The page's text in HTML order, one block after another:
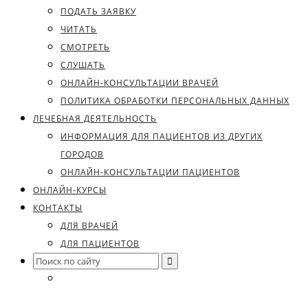
ПОДАТЬ ЗАЯВКУ
ЧИТАТЬ
СМОТРЕТЬ
СЛУШАТЬ
ОНЛАЙН-КОНСУЛЬТАЦИИ ВРАЧЕЙ
ПОЛИТИКА ОБРАБОТКИ ПЕРСОНАЛЬНЫХ ДАННЫХ
ЛЕЧЕБНАЯ ДЕЯТЕЛЬНОСТЬ
ИНФОРМАЦИЯ ДЛЯ ПАЦИЕНТОВ ИЗ ДРУГИХ
ГОРОДОВ
ОНЛАЙН-КОНСУЛЬТАЦИИ ПАЦИЕНТОВ
ОНЛАЙН-КУРСЫ
КОНТАКТЫ
ДЛЯ ВРАЧЕЙ
ДЛЯ ПАЦИЕНТОВ
Search
for: